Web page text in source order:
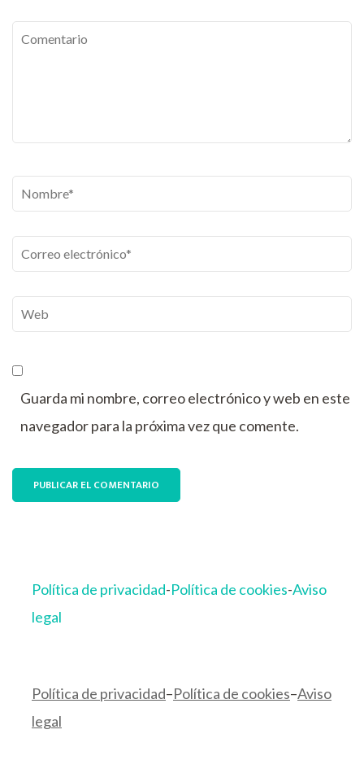
Comentario
Nombre*
Correo
electrónico*
Web
Guarda mi nombre, correo electrónico y web en este
navegador para la próxima vez que comente.
Política de privacidad-Política de cookies-Aviso
legal
Política de privacidad–Política de cookies–Aviso
legal